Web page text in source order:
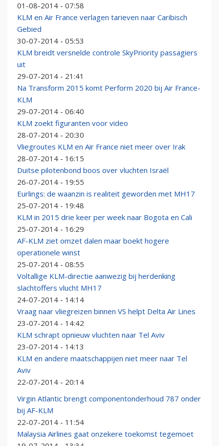
01-08-2014 - 07:58
KLM en Air France verlagen tarieven naar Caribisch
Gebied
30-07-2014 - 05:53
KLM breidt versnelde controle SkyPriority passagiers
uit
29-07-2014 - 21:41
Na Transform 2015 komt Perform 2020 bij Air France-
KLM
29-07-2014 - 06:40
KLM zoekt figuranten voor ­video
28-07-2014 - 20:30
Vliegroutes KLM en Air France niet meer over Irak
28-07-2014 - 16:15
Duitse pilotenbond boos over vluchten Israël
26-07-2014 - 19:55
Eurlings: de waanzin is realiteit geworden met MH17
25-07-2014 - 19:48
KLM in 2015 drie keer per week naar Bogota en Cali
25-07-2014 - 16:29
AF-KLM ziet omzet dalen maar boekt hogere
operationele winst
25-07-2014 - 08:55
Voltallige KLM-directie aanwezig bij herdenking
slachtoffers vlucht MH17
24-07-2014 - 14:14
Vraag naar vliegreizen binnen VS helpt Delta Air Lines
23-07-2014 - 14:42
KLM schrapt opnieuw vluchten naar Tel Aviv
23-07-2014 - 14:13
KLM en andere maatschappijen niet meer naar Tel
Aviv
22-07-2014 - 20:14
Virgin Atlantic brengt componentonderhoud 787 onder
bij AF-KLM
22-07-2014 - 11:54
Malaysia Airlines gaat onzekere toekomst tegemoet